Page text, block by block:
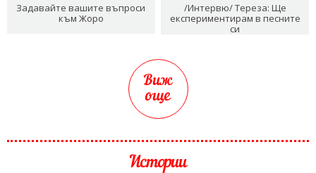
Задавайте вашите въпроси
към Жоро
/Интервю/ Тереза: Ще
експериментирам в песните
си
Виж
още
Истории